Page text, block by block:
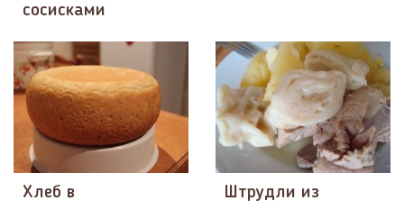
сосисками
Хлеб в
Штрудли из